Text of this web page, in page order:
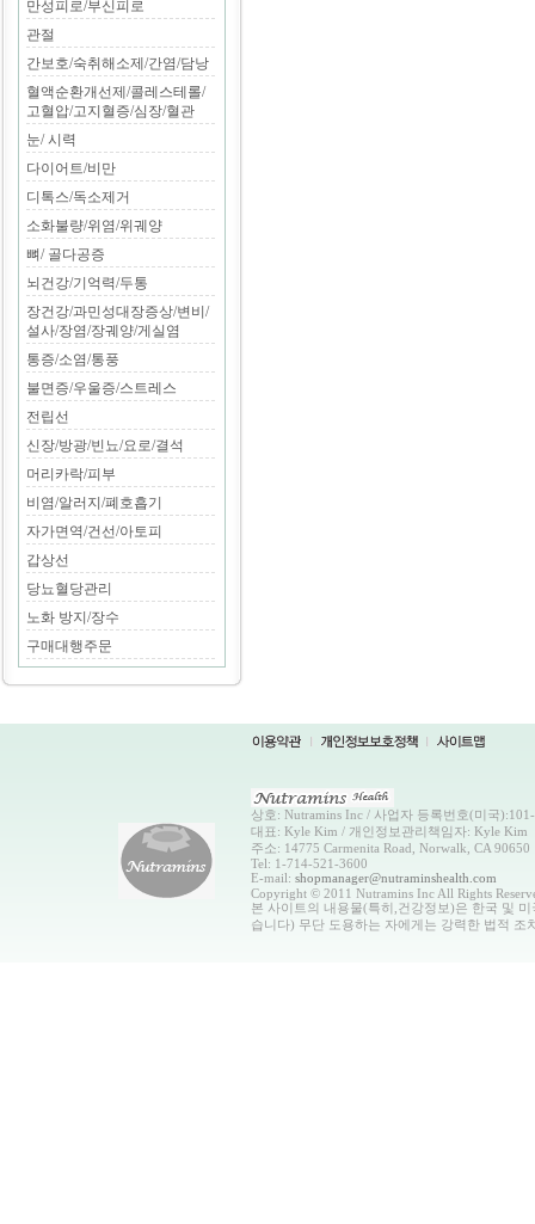
만성피로/부신피로
관절
간보호/숙취해소제/간염/담낭
혈액순환개선제/콜레스테롤/
고혈압/고지혈증/심장/혈관
눈/ 시력
다이어트/비만
디톡스/독소제거
소화불량/위염/위궤양
뼈/ 골다공증
뇌건강/기억력/두통
장건강/과민성대장증상/변비/
설사/장염/장궤양/게실염
통증/소염/통풍
불면증/우울증/스트레스
전립선
신장/방광/빈뇨/요로/결석
머리카락/피부
비염/알러지/폐호흡기
자가면역/건선/아토피
갑상선
당뇨혈당관리
노화 방지/장수
구매대행주문
상호: Nutramins Inc / 사업자 등록번호(미국
대표: Kyle Kim / 개인정보관리책임자: Kyle Kim
주소: 14775 Carmenita Road, Norwalk, CA 90650
Tel: 1-714-521-3600
E-mail: shopmanager@nutraminshealth.com
Copyright © 2011 Nutramins Inc All Rights
본 사이트의 내용물(특히,건강정보)은 한국 및
습니다) 무단 도용하는 자에게는 강력한 법적 조